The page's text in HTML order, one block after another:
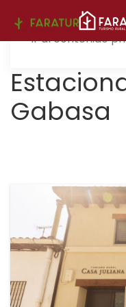
Ir al contenido
Gabasa